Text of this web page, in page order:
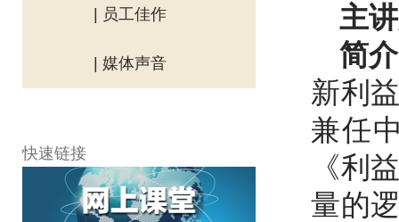
| 员工佳作
| 媒体声音
快速链接
主
简
新利
兼任
《利
量的